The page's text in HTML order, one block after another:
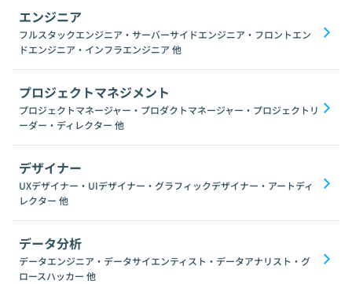
エンジニア
フルスタックエンジニア・サーバーサイドエンジニア・フロントエン
ドエンジニア・インフラエンジニア 他
プロジェクトマネジメント
プロジェクトマネージャー・プロダクトマネージャー・プロジェクトリ
ーダー・ディレクター 他
デザイナー
UXデザイナー・UIデザイナー・グラフィックデザイナー・アートディ
レクター 他
データ分析
データエンジニア・データサイエンティスト・データアナリスト・グ
ロースハッカー 他